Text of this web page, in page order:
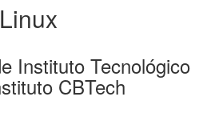
Instituto Tecnológico
CBTech